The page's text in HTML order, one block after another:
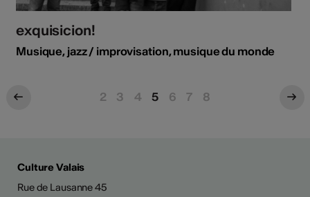
exquisicion!
Musique, jazz / improvisation, musique du monde
2 3 4 5 6 7 8
Culture Valais
Rue de Lausanne 45